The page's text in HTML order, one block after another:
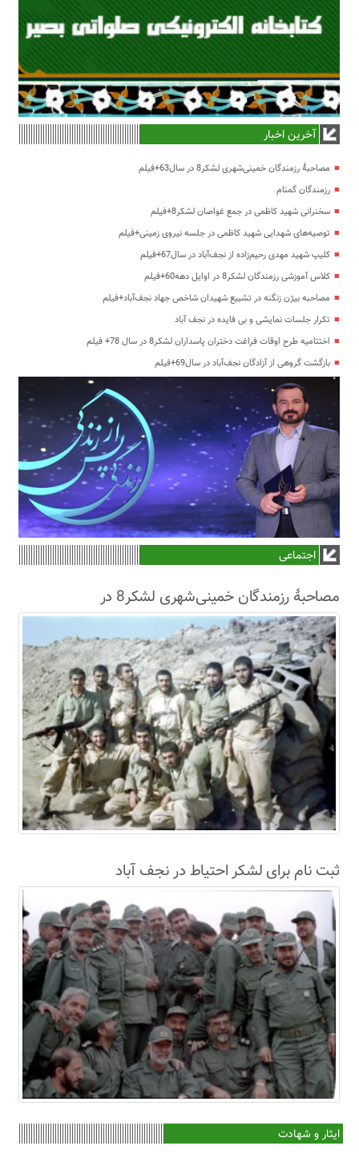
آخرین اخبار
مصاحبۀ رزمندگان خمینی‌شهری لشکر8 در سال63+فیلم
رزمندگان گمنام
سخنرانی شهید کاظمی در جمع غواصان لشکر8+فیلم
توصیه‌های شهدایی شهید کاظمی در جلسه نیروی زمینی+فیلم
کلیپ شهید مهدی رحیم‌زاده از نجف‌آباد در سال67+فیلم
کلاس آموزشی رزمندگان لشکر8 در اوایل دهه60+فیلم
مصاحبه بیژن زنگنه در تشییع شهیدان شاخص جهاد نجف‌آباد+فیلم
تکرار جلسات نمایشی و بی فایده در نجف آباد
اختتامیه طرح اوقات فراغت دختران پاسداران لشکر8 در سال 78+ فیلم
بازگشت گروهی از آزادگان نجف‌آباد در سال69+فیلم
اجتماعی
مصاحبۀ رزمندگان خمینی‌شهری لشکر8 در
سال63+فیلم
ثبت نام برای لشکر احتیاط در نجف آباد
ایثار و شهادت